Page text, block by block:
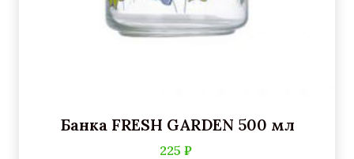
Банка FRESH GARDEN 500 мл
225 ₽